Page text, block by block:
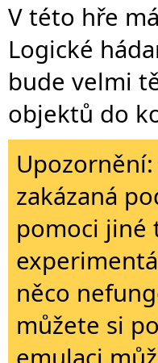
V této hře
Logické
bude velmi
objektů do
zakázaná
pomoci jiné
něco
můžete si